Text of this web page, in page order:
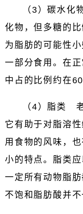
（3）碳水化
化物，但多糖的
为脂肪的可能性
一部分食用。在
中占的比例约在
（4）脂类
它有助于对脂溶
用食物的风味，
小的特点。脂类
一定所有动物脂
不饱和脂肪酸并不